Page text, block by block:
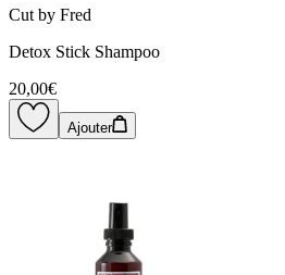
Cut by Fred
Detox Stick Shampoo
20,00€
Ajouter